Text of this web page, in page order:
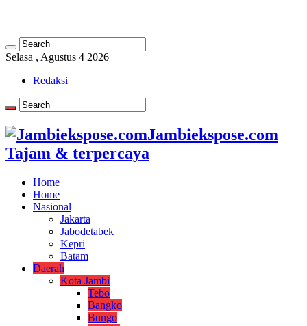
Selasa , Agustus 4 2026
Redaksi
Jambiekspose.com
Tajam & terpercaya
Home
Home
Nasional
Jakarta
Jabodetabek
Kepri
Batam
Daerah
Kota Jambi
Tebo
Bangko
Bungo